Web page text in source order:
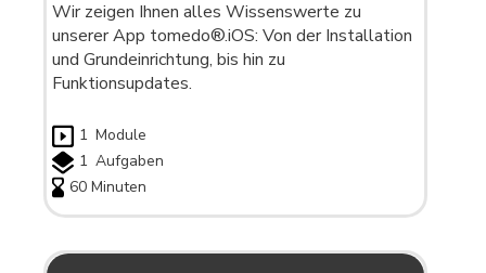
Wir zeigen Ihnen alles Wissenswerte zu
unserer App tomedo®.iOS: Von der Installation
und Grundeinrichtung, bis hin zu
Funktionsupdates.
1 Module
1 Aufgaben
60 Minuten